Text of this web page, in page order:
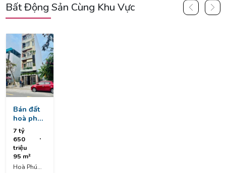
Bất Động Sản Cùng Khu Vực
Bán đất
hoà phú
29 kim
long city
7 tỷ
650
triệu
95 m²
Hoà Phú